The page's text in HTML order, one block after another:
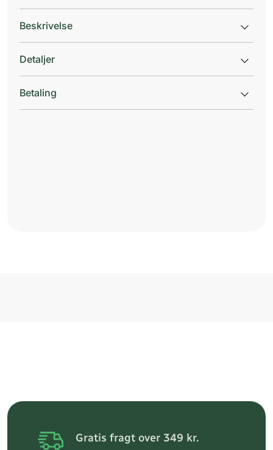
Beskrivelse
Detaljer
Betaling
Gratis fragt over 349 kr.